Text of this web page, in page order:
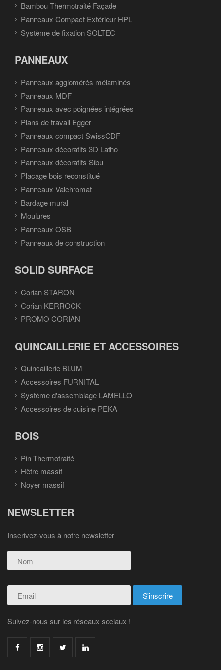
Bambou Thermotraité Façade
Panneaux Compact Extérieur HPL
Système de fixation SOLTEC
PANNEAUX
Panneaux agglomérés mélaminés
Panneaux MDF
Panneaux avec poignées intégrées
Plans de travail Egger
Panneaux compact SwissCDF
Panneaux décoratifs 3D Latho
Panneaux décoratifs Sibu
Placage bois reconstitué
Panneaux Valchromat
Bardage mural
Moulures
Panneaux OSB
Panneaux de construction
SOLID SURFACE
Corian STARON
Corian KERROCK
PROMO CORIAN
QUINCAILLERIE ET ACCESSOIRES
Quincaillerie BLUM
Accessoires FURNITAL
Système d'assemblage LAMELLO
Accessoires de cuisine PEKA
BOIS
Pin Thermotraité
Hêtre massif
Noyer massif
NEWSLETTER
Inscrivez-vous à notre newsletter
Suivez-nous sur les réseaux sociaux !